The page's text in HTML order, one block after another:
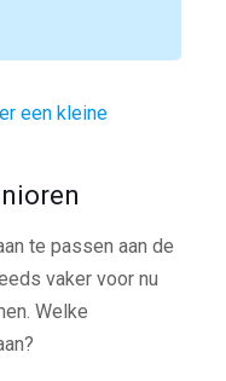
een kleine
te passen aan de
vaker voor nu
Welke